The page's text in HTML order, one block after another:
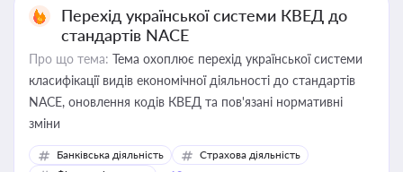
Перехід української системи КВЕД до
стандартів NACE
Про що тема: Тема охоплює перехід української системи
класифікації видів економічної діяльності до стандартів
NACE, оновлення кодів КВЕД та пов'язані нормативні
зміни
Банківська діяльність
Страхова діяльність